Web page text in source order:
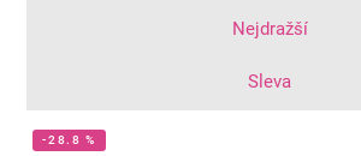
Nejdražší
Sleva
-28.8 %